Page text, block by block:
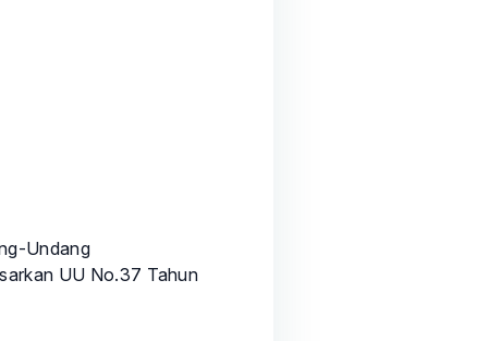
Undang
UU No.37 Tahun